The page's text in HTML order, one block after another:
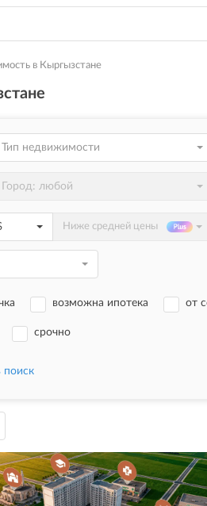
в Кыргызстане
Тип недвижимости
Город: любой
Ниже средней цены
возможна ипотека от
срочно
поиск